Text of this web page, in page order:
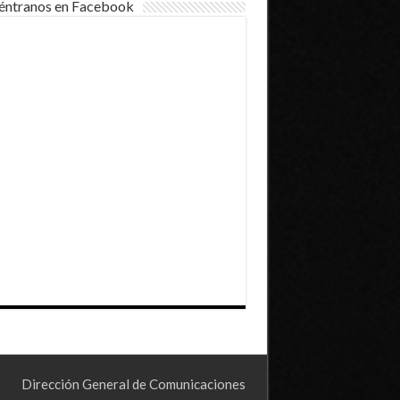
en Facebook
Dirección General de Comunicaciones